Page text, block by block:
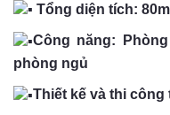
Tổng diện tích:
Công năng:
phòng ngủ
Thiết kế và thi công